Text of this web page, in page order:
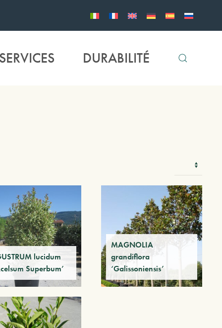
DURABILITÉ
lucidum
Superbum’
MAGNOLIA
grandiflora
‘Galissoniensis’